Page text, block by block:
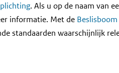
. Als u op de naam van
informatie. Met de
standaarden waarschijnlijk